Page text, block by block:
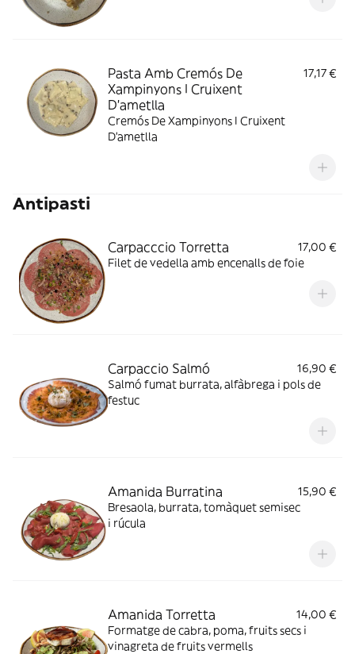
Pasta Amb Cremós De
Xampinyons I Cruixent
D'ametlla
17,17 €
Cremós De Xampinyons I Cruixent
D'ametlla
Antipasti
Carpacccio Torretta
17,00 €
Filet de vedella amb encenalls de foie
Carpaccio Salmó
16,90 €
Salmó fumat burrata, alfàbrega i pols de
festuc
Amanida Burratina
15,90 €
Bresaola, burrata, tomàquet semisec
i rúcula
Amanida Torretta
14,00 €
Formatge de cabra, poma, fruits secs i
vinagreta de fruits vermells